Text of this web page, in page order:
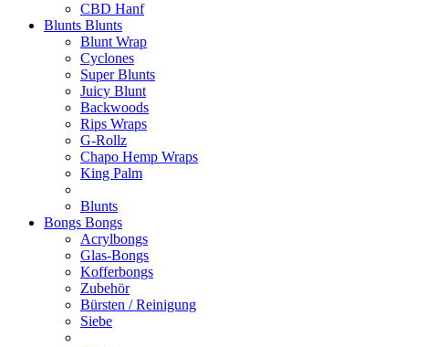
CBD Hanf
Blunts Blunts
Blunt Wrap
Cyclones
Super Blunts
Juicy Blunt
Backwoods
Rips Wraps
G-Rollz
Chapo Hemp Wraps
King Palm
Blunts
Bongs Bongs
Acrylbongs
Glas-Bongs
Kofferbongs
Zubehör
Bürsten / Reinigung
Siebe